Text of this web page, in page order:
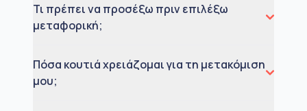
Τι πρέπει να προσέξω πριν επιλέξω
μεταφορική;
Πόσα κουτιά χρειάζομαι για τη μετακόμιση
μου;